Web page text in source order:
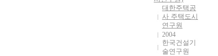
대한주택공
사 주택도시
연구원
2004
한국건설기
술연구원